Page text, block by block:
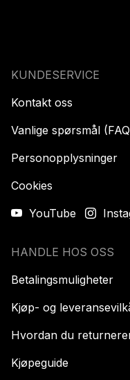
KUNDESERVICE
Kontakt oss
Vanlige spørsmål
Personopplysninger
Cookies
YouTube
HANDLE HOS OSS
Betalingsmuligheter
Kjøp- og
Hvordan du
Kjøpeguide